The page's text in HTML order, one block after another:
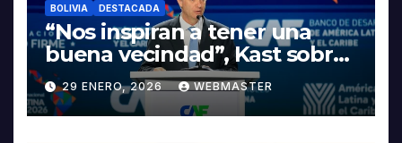
BOLIVIA DESTACADA
“Nos inspiran a tener una
buena vecindad”, Kast sobre
discurso del presidente
Rodrigo Paz
29 ENERO, 2026 WEBMASTER